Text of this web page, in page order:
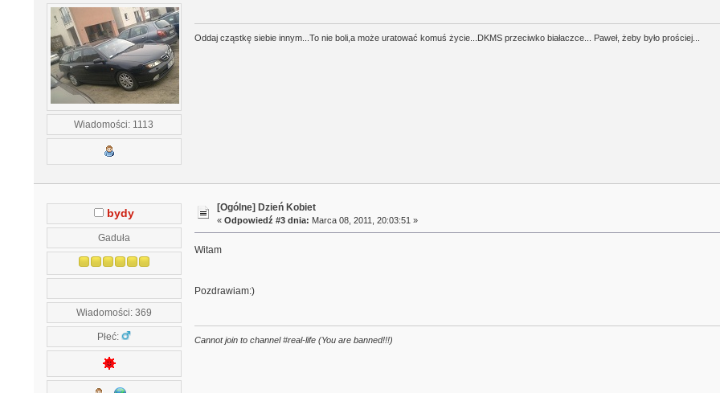
Wiadomości: 1113
Oddaj cząstkę siebie innym...To nie boli,a może uratować komuś życie...DKMS przeciwko białaczce... Paweł, żeby było prościej...
bydy
Gaduła
Wiadomości: 369
Płeć:
[Ogólne] Dzień Kobiet
«Odpowiedź #3 dnia: Marca 08, 2011, 20:03:51 »
Witam
Pozdrawiam:)
Cannot join to channel #real-life (You are banned!!!)